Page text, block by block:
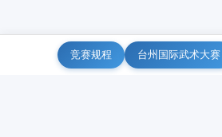
竞赛规程 台州国际武术大赛